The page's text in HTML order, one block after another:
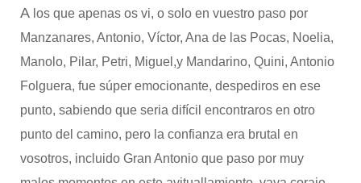
Alos que apenas os vi, o solo en vuestro paso por
Manzanares, Antonio, Víctor, Ana de las Pocas, Noelia,
Manolo, Pilar, Petri, Miguel,y Mandarino, Quini, Antonio
Folguera, fue súper emocionante, despediros en ese
punto, sabiendo que seria difícil encontraros en otro
punto del camino, pero la confianza era brutal en
vosotros, incluido Gran Antonio que paso por muy